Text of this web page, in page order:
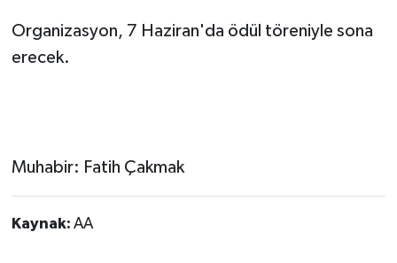
Organizasyon, 7 Haziran'da ödül töreniyle sona
erecek.
Muhabir: Fatih Çakmak
Kaynak: AA